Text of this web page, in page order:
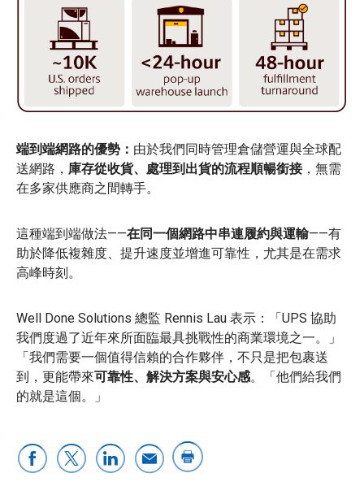
端到端網路的優勢： 由於我們同時管理倉儲營運與全球配
送網路， 庫存從收貨、處理到出貨的流程順暢銜接，無需
在多家供應商之間轉手。
這種端到端做法——在同一個網路中串連履約與運輸——有
助於降低複雜度、提升速度並增進可靠性，尤其是在需求
高峰時刻。
Well Done Solutions 總監 Rennis Lau 表示：「UPS 協助
我們度過了近年來所面臨最具挑戰性的商業環境之一。」
「我們需要一個值得信賴的合作夥伴，不只是把包裹送
到，更能帶來可靠性、解決方案與安心感。「他們給我們
的就是這個。」